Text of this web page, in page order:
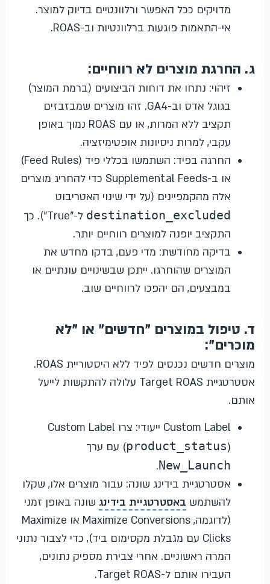
מדויקים ככל האפשר ורלוונטיים בדיוק למוצר.
אי-התאמות פוגעות ברלוונטיות וב-ROAS.
ג. החרגת מוצרים לא רווחיים:
זיהוי: נתחו את דוחות הביצועים (ברמת המוצר)
בגוגל אדס וב-GA4. זהו מוצרים שמבזבזים
תקציב ללא המרות, או עם ROAS נמוך באופן
עקבי, למרות ניסיונות אופטימיזציה.
החרגה בפיד: השתמשו בכללי פיד (Feed Rules)
או ב-Supplemental Feeds כדי להחריג מוצרים
אלה מהקמפיינים (על ידי שינוי האטריבוט
destination_excluded
ל-"True"). כך
התקציב יופנה למוצרים רווחיים יותר.
בדיקה מחודשת: מדי פעם, בדקו מחדש את
המוצרים שהוחרגו. ייתכן שבשינויים עונתיים או
במבצעים, הם יהפכו לרווחיים שוב.
ד. טיפול במוצרים "חדשים" או "לא
מוכרים":
מוצרים חדשים נכנסים לפיד ללא היסטוריית ROAS.
אסטרטגיית Target ROAS עלולה להתקשות לייעל
אותם.
Custom Label ייעודי: צרו Custom Label
(product_status) עם ערך
New_Launch
.
אסטרטגיית בידינג שונה: עבור מוצרים אלו, שקלו
להשתמש באסטרטגיית בידינג שונה באופן זמני
(לדוגמה, Maximize Conversions או Maximize
Clicks עם מגבלת מקסימום ביד), כדי לצבור נתוני
המרה ראשוניים. אחרי צבירת מספיק נתונים,
העבירו אותם ל-Target ROAS.